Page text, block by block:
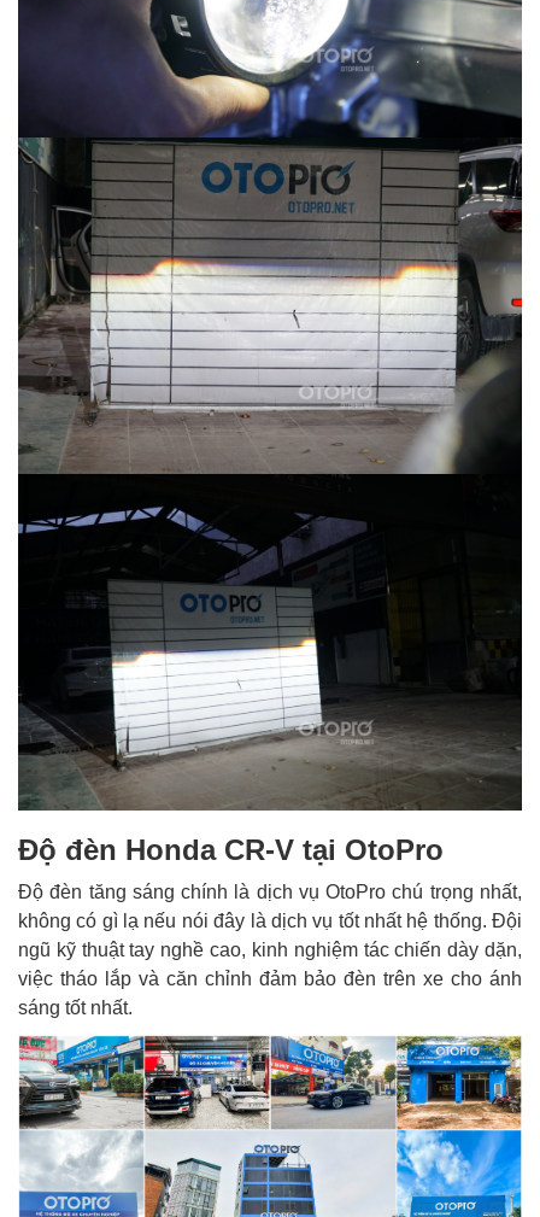
Độ đèn Honda CR-V tại OtoPro
Độ đèn tăng sáng chính là dịch vụ OtoPro chú trọng nhất,
không có gì lạ nếu nói đây là dịch vụ tốt nhất hệ thống. Đội
ngũ kỹ thuật tay nghề cao, kinh nghiệm tác chiến dày dặn,
việc tháo lắp và căn chỉnh đảm bảo đèn trên xe cho ánh
sáng tốt nhất.